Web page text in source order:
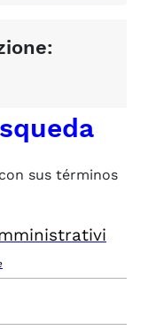
sus términos